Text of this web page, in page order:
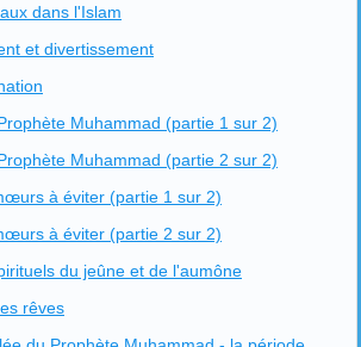
dans l'Islam
et divertissement
Muhammad (partie 1 sur 2)
Muhammad (partie 2 sur 2)
à éviter (partie 1 sur 2)
à éviter (partie 2 sur 2)
du jeûne et de l'aumône
rêves